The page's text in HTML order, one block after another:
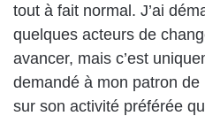
tout à fait normal. J’ai
quelques acteurs de
avancer, mais c’est
demandé à mon patron
sur son activité préférée